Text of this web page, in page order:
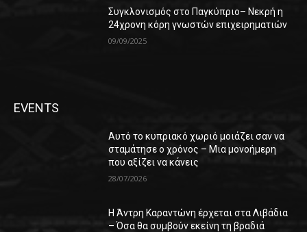
Συγκλονισμός στο Παγκύπριο– Νεκρή η
24χρονη κόρη γνωστών επιχειρηματιών
09/09/2025
EVENTS
Αυτό το κυπριακό χωριό μοιάζει σαν να
σταμάτησε ο χρόνος – Μια μονοήμερη
που αξίζει να κάνεις
28/07/2026
Η Άντρη Καραντώνη έρχεται στα Λιβάδια
– Όσα θα συμβούν εκείνη τη βραδιά